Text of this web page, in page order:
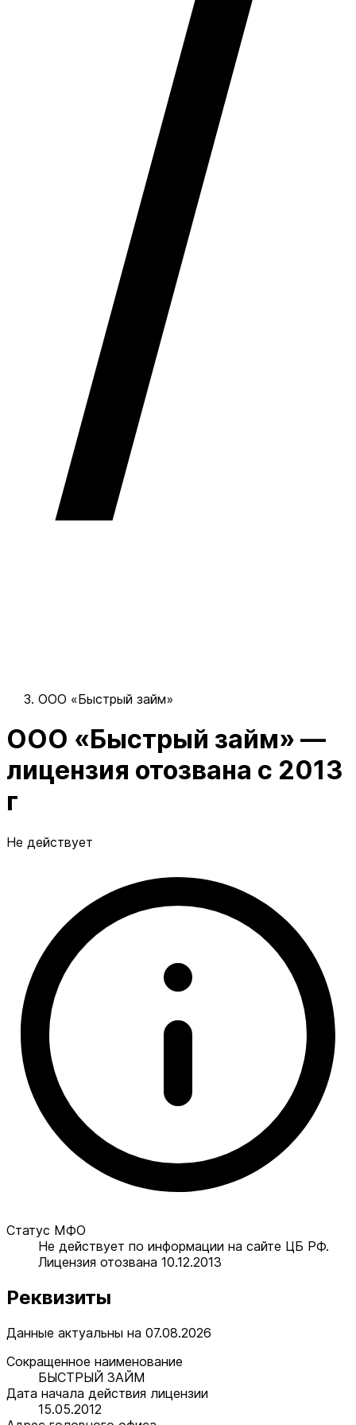
ООО «Быстрый займ»
ООО «Быстрый займ» —
лицензия отозвана с 2013
г
Не действует
Статус МФО
Не действует по информации на сайте ЦБ РФ.
Лицензия отозвана 10.12.2013
Реквизиты
Данные актуальны на 07.08.2026
Сокращенное наименование
БЫСТРЫЙ ЗАЙМ
Дата начала действия лицензии
15.05.2012